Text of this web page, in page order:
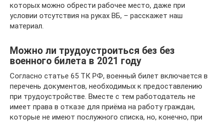
которых можно обрести рабочее место, даже при
условии отсутствия на руках ВБ, – расскажет наш
материал.
Можно ли трудоустроиться без без
военного билета в 2021 году
Согласно статье 65 ТК РФ, военный билет включается в
перечень документов, необходимых к предоставлению
при трудоустройстве. Вместе с тем работодатель не
имеет права в отказе для приёма на работу граждан,
которые не имеют послужного списка, но, конечно, при